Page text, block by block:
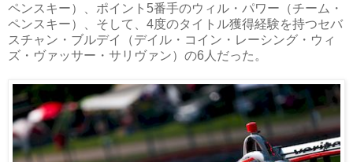
ペンスキー）、ポイント5番手のウィル・パワー（チーム・
ペンスキー）、そして、4度のタイトル獲得経験を持つセバ
スチャン・ブルデイ（デイル・コイン・レーシング・ウィ
ズ・ヴァッサー・サリヴァン）の6人だった。